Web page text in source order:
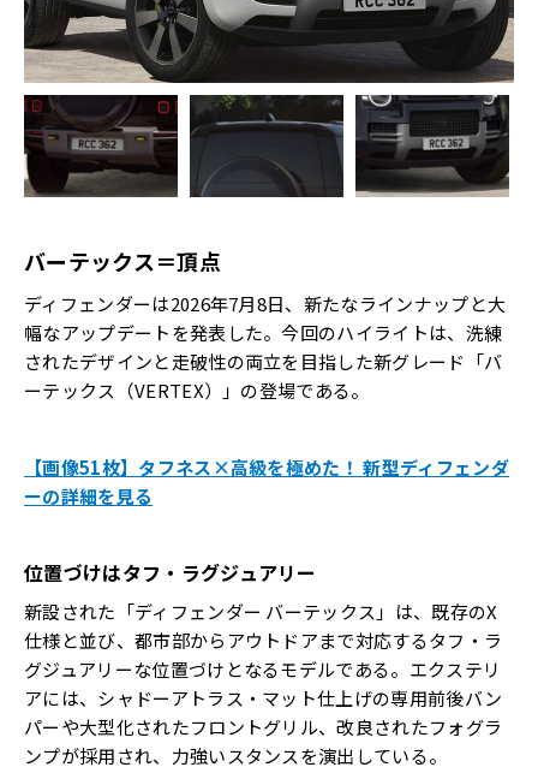
バーテックス＝頂点
ディフェンダーは2026年7月8日、新たなラインナップと大
幅なアップデートを発表した。今回のハイライトは、洗練
されたデザインと走破性の両立を目指した新グレード「バ
ーテックス（VERTEX）」の登場である。
【画像51枚】タフネス×高級を極めた！ 新型ディフェンダ
ーの詳細を見る
位置づけはタフ・ラグジュアリー
新設された「ディフェンダー バーテックス」は、既存のX
仕様と並び、都市部からアウトドアまで対応するタフ・ラ
グジュアリーな位置づけとなるモデルである。エクステリ
アには、シャドーアトラス・マット仕上げの専用前後バン
パーや大型化されたフロントグリル、改良されたフォグラ
ンプが採用され、力強いスタンスを演出している。